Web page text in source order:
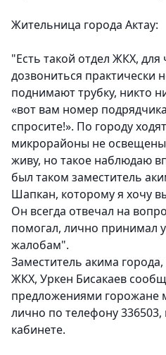
Жительница города Актау:
"Есть такой отдел ЖКХ,
дозвониться практически
поднимают трубку, никто
«вот вам номер
спросите!». По городу
микрорайоны не
живу, но такое наблюдаю
был таком заместитель
Шапкан, которому я хочу
Он всегда отвечал на
помогал, лично принимал
жалобам".
Заместитель акима
ЖКХ, Уркен Бисакаев
предложениями горожане
лично по телефону 336503,
кабинете.